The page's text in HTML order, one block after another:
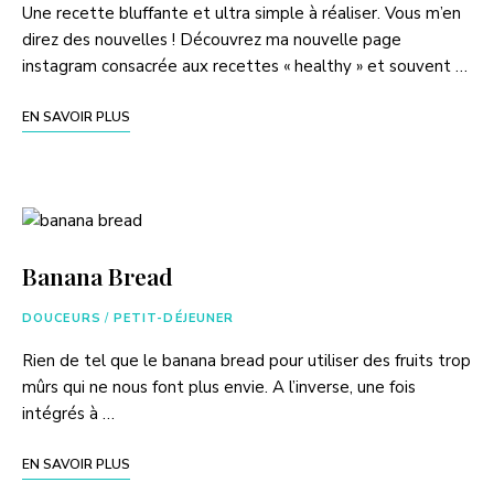
Une recette bluffante et ultra simple à réaliser. Vous m’en
direz des nouvelles ! Découvrez ma nouvelle page
instagram consacrée aux recettes « healthy » et souvent …
EN SAVOIR PLUS
Banana Bread
DOUCEURS / PETIT-DÉJEUNER
Rien de tel que le banana bread pour utiliser des fruits trop
mûrs qui ne nous font plus envie. A l’inverse, une fois
intégrés à …
EN SAVOIR PLUS